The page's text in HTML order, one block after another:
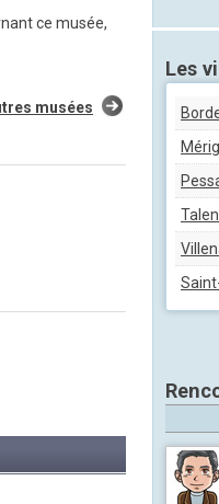
ce musée,
musées
Les